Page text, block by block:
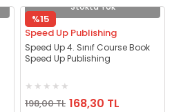
Stokta Yok
%15
Speed Up Publishing
Speed Up 4. Sınıf Course Book
Speed Up Publishing
198,00 TL 168,30 TL